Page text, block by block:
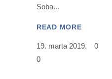
Soba
READ MORE
19. marta 2019.
0
0